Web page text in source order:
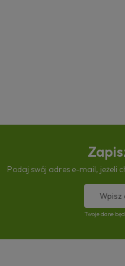
Podaj swój adres e-mail, jeżeli
Twoje dane